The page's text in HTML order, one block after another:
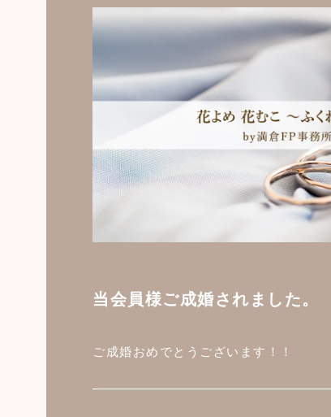
当会員様ご成婚されました。
ご成婚おめでとうございます！！